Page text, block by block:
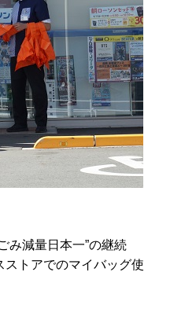
み減量日本一”の継続
トアでのマイバッグ使